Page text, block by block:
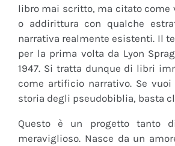
libro mai scritto, ma citato come
o addirittura con qualche
narrativa realmente esistenti. Il
per la prima volta da Lyon
1947. Si tratta dunque di libri
come artificio narrativo. Se
storia degli pseudobiblia, basta
Questo è un progetto tanto
meraviglioso. Nasce da un